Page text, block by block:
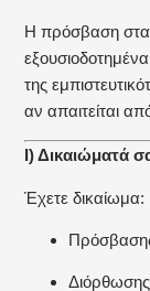
Η πρόσβαση στα
της
αν απαιτείται
Ι) Δικαιώματά
Έχετε δικαίωμα: